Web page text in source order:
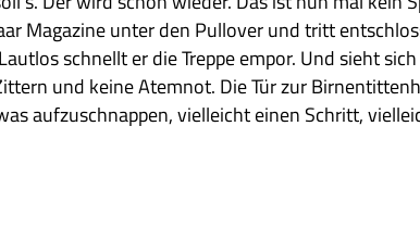
Maga­zine unter den Pull­over und tritt
schnellt er die Treppe empor. Und sieht
und keine Atem­not. Die Tür zur
auf­zu­schnap­pen, viel­leicht einen Schritt,